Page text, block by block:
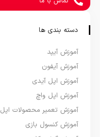
دسته بندی ها
آموزش آیپد
آموزش آیفون
آموزش اپل آیدی
آموزش اپل واچ
آموزش تعمیر محصولات اپل
آموزش کنسول بازی